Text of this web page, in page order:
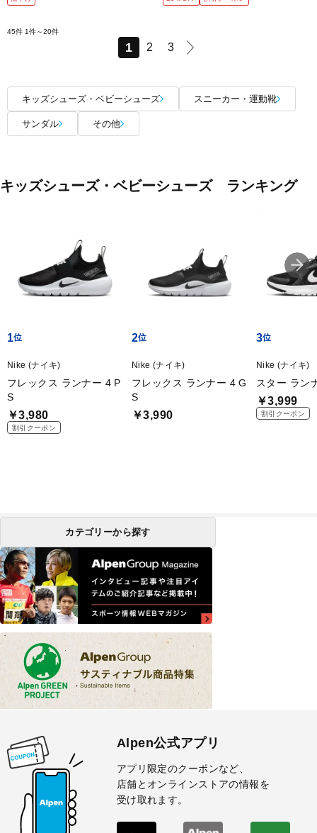
45件 1件～20件
1 2 3
キッズシューズ・ベビーシューズ スニーカー・運動靴
サンダル その他
キッズシューズ・ベビーシューズ ランキング
1
Nike (ナイキ)
フレックス ランナー 4 P
S
￥3,980
割引クーポン
2
Nike (ナイキ)
フレックス ランナー 4 G
S
￥3,990
3
Nike (ナイキ)
スター ラン
￥3,999
割引クーポン
カテゴリーから探す
Alpen公式アプリ
アプリ限定のクーポンなど、
店舗とオンラインストアの情報を
受け取れます。